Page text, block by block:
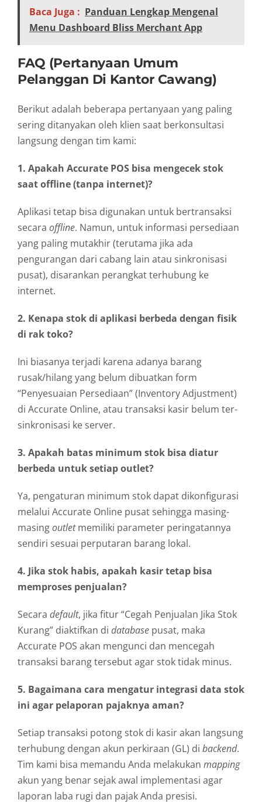
Baca Juga : Panduan Lengkap Mengenal
Menu Dashboard Bliss Merchant App
FAQ (Pertanyaan Umum
Pelanggan Di Kantor Cawang)
Berikut adalah beberapa pertanyaan yang paling
sering ditanyakan oleh klien saat berkonsultasi
langsung dengan tim kami:
1. Apakah Accurate POS bisa mengecek stok
saat offline (tanpa internet)?
Aplikasi tetap bisa digunakan untuk bertransaksi
secara offline. Namun, untuk informasi persediaan
yang paling mutakhir (terutama jika ada
pengurangan dari cabang lain atau sinkronisasi
pusat), disarankan perangkat terhubung ke
internet.
2. Kenapa stok di aplikasi berbeda dengan fisik
di rak toko?
Ini biasanya terjadi karena adanya barang
rusak/hilang yang belum dibuatkan form
“Penyesuaian Persediaan” (Inventory Adjustment)
di Accurate Online, atau transaksi kasir belum ter-
sinkronisasi ke server.
3. Apakah batas minimum stok bisa diatur
berbeda untuk setiap outlet?
Ya, pengaturan minimum stok dapat dikonfigurasi
melalui Accurate Online pusat sehingga masing-
masingoutletmemiliki parameter peringatannya
sendiri sesuai perputaran barang lokal.
4. Jika stok habis, apakah kasir tetap bisa
memproses penjualan?
Secara default, jika fitur “Cegah Penjualan Jika Stok
Kurang” diaktifkan di database pusat, maka
Accurate POS akan mengunci dan mencegah
transaksi barang tersebut agar stok tidak minus.
5. Bagaimana cara mengatur integrasi data stok
ini agar pelaporan pajaknya aman?
Setiap transaksi potong stok di kasir akan langsung
terhubung dengan akun perkiraan (GL) di backend.
Tim kami bisa memandu Anda melakukan mapping
akun yang benar sejak awal implementasi agar
laporan laba rugi dan pajak Anda presisi.